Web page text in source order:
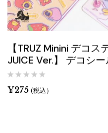
【TRUZ Minini デコス
JUICE Ver.】 デコシ
¥275 (税込）